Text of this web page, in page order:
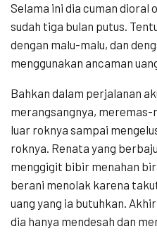
Selama ini dia cuman dioral
sudah tiga bulan putus.
dengan malu-malu, dan
menggunakan ancaman
Bahkan dalam perjalanan
merangsangnya,
luar roknya sampai
roknya. Renata yang
menggigit bibir menahan
berani menolak karena
uang yang ia butuhkan.
dia hanya mendesah dan